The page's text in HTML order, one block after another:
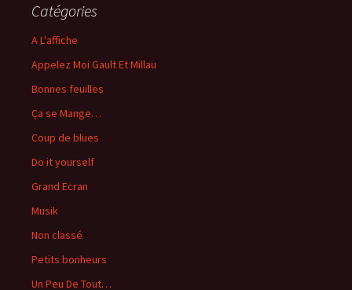
Catégories
A L'affiche
Appelez Moi Gault Et Millau
Bonnes feuilles
Ça se Mange…
Coup de blues
Do it yourself
Grand Ecran
Musik
Non classé
Petits bonheurs
Un Peu De Tout…